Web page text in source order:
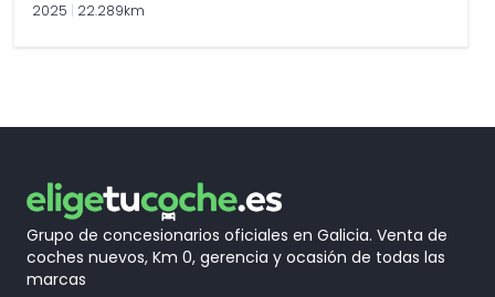
2025 22.289km
Grupo de concesionarios oficiales en Galicia. Venta de
coches nuevos, Km 0, gerencia y ocasión de todas las
marcas